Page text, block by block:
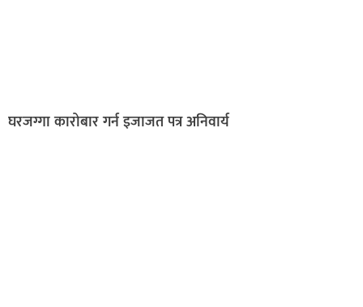
घरजग्गा कारोबार गर्न इजाजत पत्र अनिवार्य